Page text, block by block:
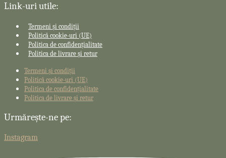
Link-uri utile:
Termeni și condiții
Politică cookie-uri (UE)
Politica de confidențialitate
Politica de livrare și retur
Termeni și condiții
Politică cookie-uri (UE)
Politica de confidențialitate
Politica de livrare și retur
Urmărește-ne pe:
Instagram